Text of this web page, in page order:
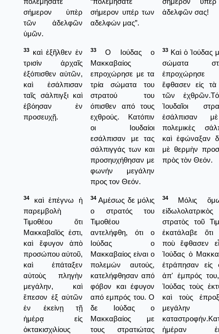
σήμερον ὑπὲρ
τῶν ἀδελφῶν
ὑμῶν.
σήμερον υπέρ των
αδελφών μας”.
ἀδελφῶν σας!
33
καὶ ἐξῆλθεν ἐν
τρισὶν ἀρχαῖς
ἐξόπισθεν αὐτῶν,
καὶ ἐσάλπισαν
ταῖς σάλπιγξι καὶ
ἐβόησαν ἐν
προσευχῇ.
33
Ο Ιούδας ο
Μακκαβαίος
επροχώρησε με τα
τρία σώματα του
στρατού του
όπισθεν από τους
εχθρούς. Κατόπιν
οι Ιουδαίοι
εσάλπισαν με τας
σάλπιγγάς των και
προσηυχήθησαν με
φωνήν μεγάλην
προς τον Θεόν.
33 Καὶ ὁ Ἰούδας
σώματα
ἔφθασεν εἰς
τῶν
Ἰουδαῖοι
ἐσάλπισαν
πολεμικὲς
καὶ ἐφώναξαν
μὲ θερμὴν
πρὸς τὸν Θεόν.
34
καὶ ἐπέγνω ἡ
παρεμβολὴ
Τιμοθέου ὅτι
Μακκαβαῖός ἐστι,
καὶ ἔφυγον ἀπὸ
προσώπου αὐτοῦ,
καὶ ἐπάταξεν
αὐτοὺς πληγὴν
μεγάλην, καὶ
ἔπεσον ἐξ αὐτῶν
ἐν ἐκείνῃ τῇ
ἡμέρᾳ εἰς
ὀκτακισχιλίους
34 Αμέσως δε μόλις
ο στρατός του
Τιμοθέου
αντελήφθη, ότι ο
Ιούδας ο
Μακκαβαίος είναι ο
πολεμών αυτούς,
κατελήφθησαν από
φόβον και έφυγον
από εμπρός του. Ο
δε Ιούδας ο
Μακκαβαίος με
τους στρατιώτας
34
Μόλις
εἰδωλολατρικὸς
στρατὸς τοῦ
ἐκατάλαβε ὅτι
ποὺ ἔφθασεν
Ἰούδας ὁ
ἐτράπησαν εἰς
ἀπ' ἐμπρός
Ἰούδας τοὺς
καὶ τοὺς
μεγάλην
ἡμέραν